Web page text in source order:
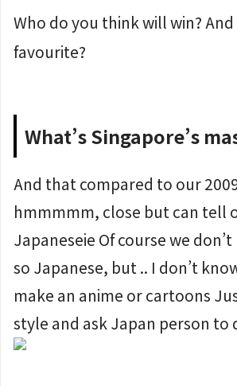
Who do you think will win?
favourite?
What’s Singapore’s
And that compared to our
hmmmmm, close but can tell
Japaneseie Of course we
so Japanese, but .. I don’t
make an anime or cartoons
style and ask Japan person to